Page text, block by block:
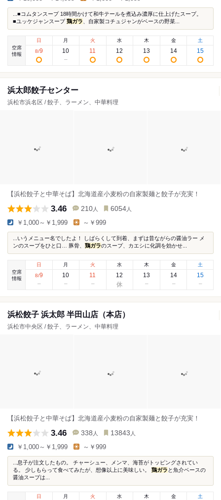
...■コムタンスープ 18時間かけて和牛テールを煮込み濃厚に仕上げたスープ。
■ユッケジャンスープ 鶏ガラ 、自家製コチュジャンがベースの野菜...
空席
情報
日
8/9
月
10
火
11
水
12
木
13
金
14
土
15
浜太郎餃子センター
浜松市浜名区 / 餃子、ラーメン、中華料理
【浜松餃子と中華そば】北海道産小麦粉の自家製麺と餃子が充実！
3.46 210 人 6054 人
￥1,000～￥1,999 ～￥999
...いうメニュー名でしたよ！ しばらくして到着、まずは昔ながらの醤油ラー メ
ンのスープをひと口… 豚骨、 鶏ガラのスープ、カエシに化調を効かせ...
空席
情報
日
8/9
月
10
火
11
水
12
木
13
金
14
土
15
浜松餃子 浜太郎 半田山店（本店）
浜松市中央区 / 餃子、ラーメン、中華料理
【浜松餃子と中華そば】北海道産小麦粉の自家製麺と餃子が充実！
3.46 338 人 13843 人
￥1,000～￥1,999 ～￥999
...息子が注文したもの。 チャーシュー、メンマ、海苔がトッピングされてい
る。 少しもらって食べてみたが、想像以上に美味しい。 鶏ガラ と魚介ベースの
醤油スープは...
日
月 火 水 木 金 土